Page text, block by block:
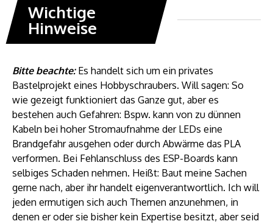
Wichtige
Hinweise
Bitte beachte:Es handelt sich um ein privates
Bastelprojekt eines Hobbyschraubers. Will sagen: So
wie gezeigt funktioniert das Ganze gut, aber es
bestehen auch Gefahren: Bspw. kann von zu dünnen
Kabeln bei hoher Stromaufnahme der LEDs eine
Brandgefahr ausgehen oder durch Abwärme das PLA
verformen. Bei Fehlanschluss des ESP-Boards kann
selbiges Schaden nehmen. Heißt: Baut meine Sachen
gerne nach, aber ihr handelt eigenverantwortlich. Ich will
jeden ermutigen sich auch Themen anzunehmen, in
denen er oder sie bisher kein Expertise besitzt, aber seid